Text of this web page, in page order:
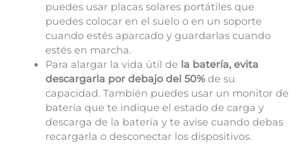
puedes usar placas solares portátiles que
puedes colocar en el suelo o en un soporte
cuando estés aparcado y guardarlas cuando
estés en marcha.
Para alargar la vida útil de la batería, evita
descargarla por debajo del 50%de su
capacidad. También puedes usar un monitor de
batería que te indique el estado de carga y
descarga de la batería y te avise cuando debas
recargarla o desconectar los dispositivos.